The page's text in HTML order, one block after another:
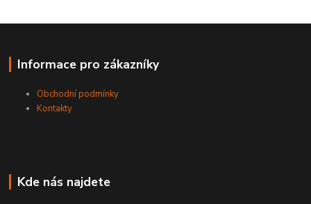
Informace pro zákazníky
Obchodní podmínky
Kontakty
Kde nás najdete